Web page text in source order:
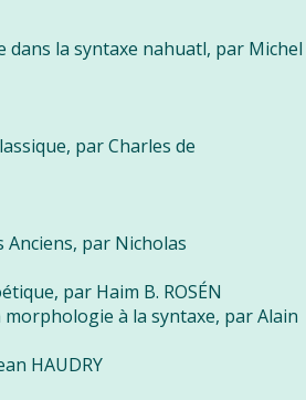
dans la syntaxe nahuatl, par Michel
par Charles de
Anciens, par Nicholas
par Haim B. ROSÉN
morphologie à la syntaxe, par Alain
HAUDRY